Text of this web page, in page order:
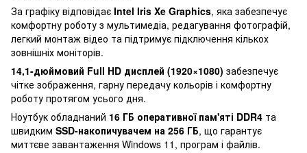
За графіку відповідає Intel Iris Xe Graphics, яка забезпечує
комфортну роботу з мультимедіа, редагування фотографій,
легкий монтаж відео та підтримує підключення кількох
зовнішніх моніторів.
14,1-дюймовий Full HD дисплей (1920×1080) забезпечує
чітке зображення, гарну передачу кольорів і комфортну
роботу протягом усього дня.
Ноутбук обладнаний 16 ГБ оперативної пам'яті DDR4 та
швидким SSD-накопичувачем на 256 ГБ, що гарантує
миттєве завантаження Windows 11, програм і файлів.